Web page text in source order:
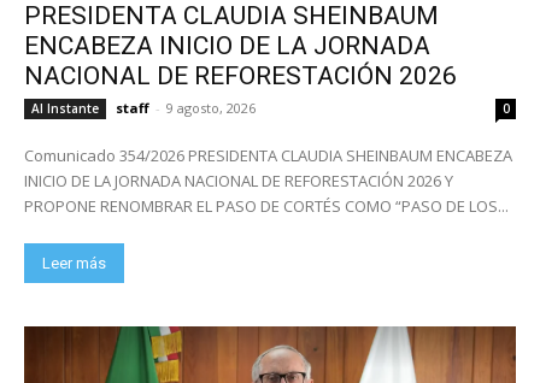
PRESIDENTA CLAUDIA SHEINBAUM
ENCABEZA INICIO DE LA JORNADA
NACIONAL DE REFORESTACIÓN 2026
Al Instante staff - 9 agosto, 2026 0
Comunicado 354/2026 PRESIDENTA CLAUDIA SHEINBAUM ENCABEZA
INICIO DE LA JORNADA NACIONAL DE REFORESTACIÓN 2026 Y
PROPONE RENOMBRAR EL PASO DE CORTÉS COMO “PASO DE LOS...
Leer más